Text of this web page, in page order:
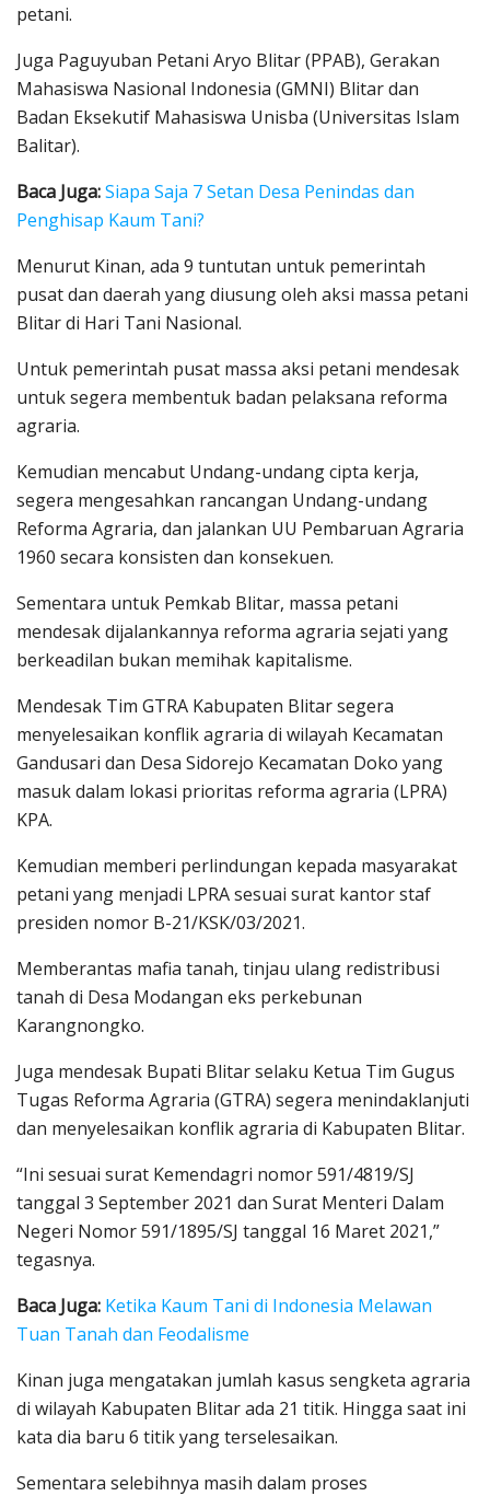
petani.
Juga Paguyuban Petani Aryo Blitar (PPAB), Gerakan
Mahasiswa Nasional Indonesia (GMNI) Blitar dan
Badan Eksekutif Mahasiswa Unisba (Universitas Islam
Balitar).
Baca Juga:Siapa Saja 7 Setan Desa Penindas dan
Penghisap Kaum Tani?
Menurut Kinan, ada 9 tuntutan untuk pemerintah
pusat dan daerah yang diusung oleh aksi massa petani
Blitar di Hari Tani Nasional.
Untuk pemerintah pusat massa aksi petani mendesak
untuk segera membentuk badan pelaksana reforma
agraria.
Kemudian mencabut Undang-undang cipta kerja,
segera mengesahkan rancangan Undang-undang
Reforma Agraria, dan jalankan UU Pembaruan Agraria
1960 secara konsisten dan konsekuen.
Sementara untuk Pemkab Blitar, massa petani
mendesak dijalankannya reforma agraria sejati yang
berkeadilan bukan memihak kapitalisme.
Mendesak Tim GTRA Kabupaten Blitar segera
menyelesaikan konflik agraria di wilayah Kecamatan
Gandusari dan Desa Sidorejo Kecamatan Doko yang
masuk dalam lokasi prioritas reforma agraria (LPRA)
KPA.
Kemudian memberi perlindungan kepada masyarakat
petani yang menjadi LPRA sesuai surat kantor staf
presiden nomor B-21/KSK/03/2021.
Memberantas mafia tanah, tinjau ulang redistribusi
tanah di Desa Modangan eks perkebunan
Karangnongko.
Juga mendesak Bupati Blitar selaku Ketua Tim Gugus
Tugas Reforma Agraria (GTRA) segera menindaklanjuti
dan menyelesaikan konflik agraria di Kabupaten Blitar.
“Ini sesuai surat Kemendagri nomor 591/4819/SJ
tanggal 3 September 2021 dan Surat Menteri Dalam
Negeri Nomor 591/1895/SJ tanggal 16 Maret 2021,”
tegasnya.
Baca Juga: Ketika Kaum Tani di Indonesia Melawan
Tuan Tanah dan Feodalisme
Kinan juga mengatakan jumlah kasus sengketa agraria
di wilayah Kabupaten Blitar ada 21 titik. Hingga saat ini
kata dia baru 6 titik yang terselesaikan.
Sementara selebihnya masih dalam proses